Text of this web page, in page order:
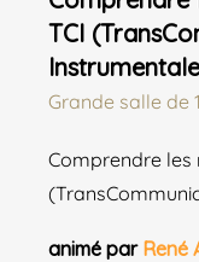
TCI
Grande salle de
Comprendre les
animé par René